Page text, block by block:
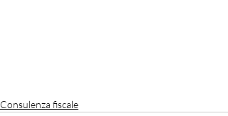
Consulenza fiscale